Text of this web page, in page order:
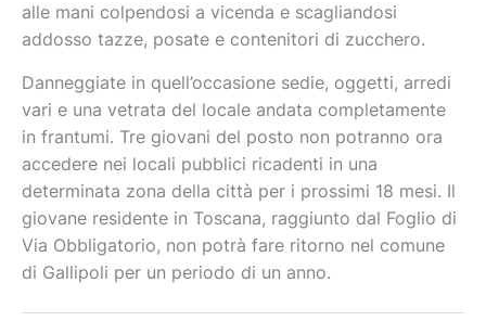
alle mani colpendosi a vicenda e scagliandosi
addosso tazze, posate e contenitori di zucchero.
Danneggiate in quell’occasione sedie, oggetti, arredi
vari e una vetrata del locale andata completamente
in frantumi. Tre giovani del posto non potranno ora
accedere nei locali pubblici ricadenti in una
determinata zona della città per i prossimi 18 mesi. Il
giovane residente in Toscana, raggiunto dal Foglio di
Via Obbligatorio, non potrà fare ritorno nel comune
di Gallipoli per un periodo di un anno.